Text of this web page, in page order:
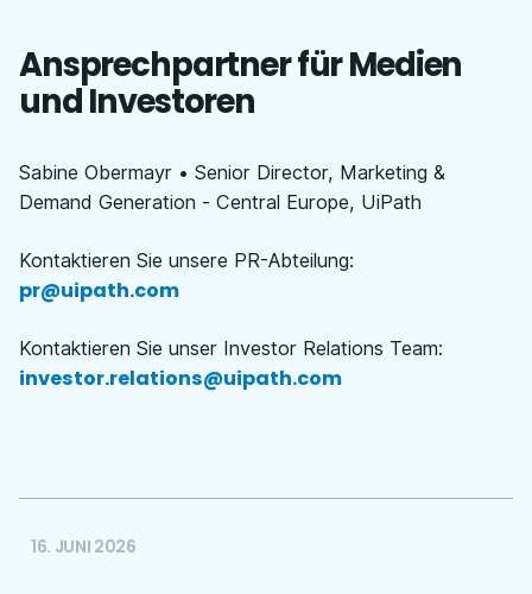
Ansprechpartner für Medien
und Investoren
Sabine Obermayr • Senior Director, Marketing &
Demand Generation - Central Europe, UiPath
Kontaktieren Sie unsere PR-Abteilung:
pr@uipath.com
Kontaktieren Sie unser Investor Relations Team:
investor.relations@uipath.com
16. JUNI 2026